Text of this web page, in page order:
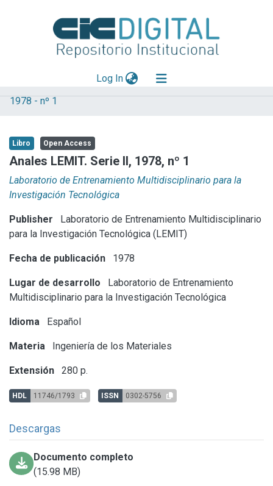
Log In(current)
Explorar
Aportar material
Statistics
1978 - nº 1
Libro Open Access
Anales LEMIT. Serie II, 1978, nº 1
Laboratorio de Entrenamiento Multidisciplinario para la
Investigación Tecnológica
Publisher
Laboratorio de Entrenamiento Multidisciplinario
para la Investigación Tecnológica (LEMIT)
Fecha de publicación 1978
Lugar de desarrollo
Laboratorio de Entrenamiento
Multidisciplinario para la Investigación Tecnológica
Idioma Español
Materia Ingeniería de los Materiales
Extensión 280 p.
HDL 11746/1793 ISSN 0302-5756
Descargas
Documento completo
(15.98 MB)